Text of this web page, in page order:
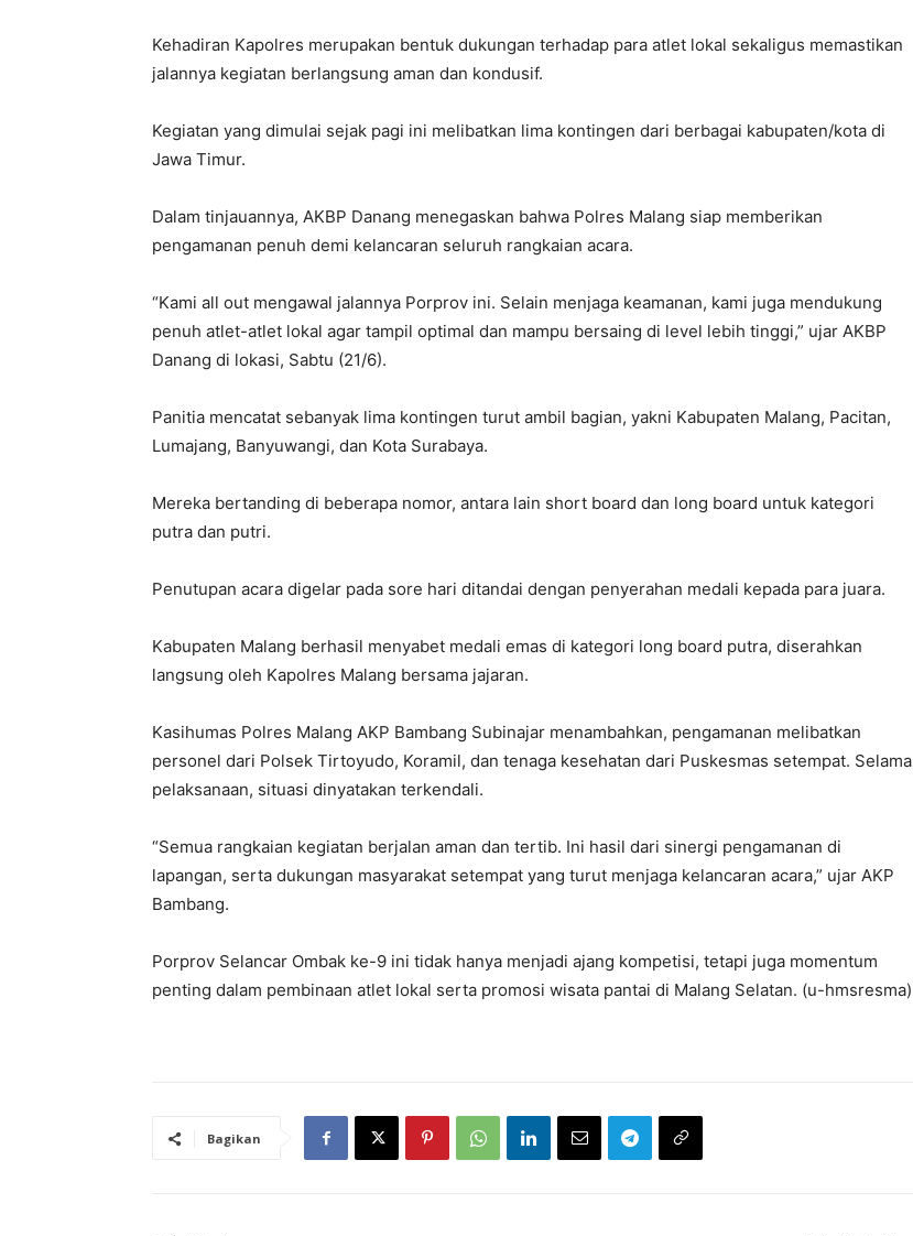
Kehadiran Kapolres merupakan bentuk dukungan terhadap para atlet lokal sekaligus memastikan
jalannya kegiatan berlangsung aman dan kondusif.
Kegiatan yang dimulai sejak pagi ini melibatkan lima kontingen dari berbagai kabupaten/kota di
Jawa Timur.
Dalam tinjauannya, AKBP Danang menegaskan bahwa Polres Malang siap memberikan
pengamanan penuh demi kelancaran seluruh rangkaian acara.
“Kami all out mengawal jalannya Porprov ini. Selain menjaga keamanan, kami juga mendukung
penuh atlet-atlet lokal agar tampil optimal dan mampu bersaing di level lebih tinggi,” ujar AKBP
Danang di lokasi, Sabtu (21/6).
Panitia mencatat sebanyak lima kontingen turut ambil bagian, yakni Kabupaten Malang, Pacitan,
Lumajang, Banyuwangi, dan Kota Surabaya.
Mereka bertanding di beberapa nomor, antara lain short board dan long board untuk kategori
putra dan putri.
Penutupan acara digelar pada sore hari ditandai dengan penyerahan medali kepada para juara.
Kabupaten Malang berhasil menyabet medali emas di kategori long board putra, diserahkan
langsung oleh Kapolres Malang bersama jajaran.
Kasihumas Polres Malang AKP Bambang Subinajar menambahkan, pengamanan melibatkan
personel dari Polsek Tirtoyudo, Koramil, dan tenaga kesehatan dari Puskesmas setempat. Selama
pelaksanaan, situasi dinyatakan terkendali.
“Semua rangkaian kegiatan berjalan aman dan tertib. Ini hasil dari sinergi pengamanan di
lapangan, serta dukungan masyarakat setempat yang turut menjaga kelancaran acara,” ujar AKP
Bambang.
Porprov Selancar Ombak ke-9 ini tidak hanya menjadi ajang kompetisi, tetapi juga momentum
penting dalam pembinaan atlet lokal serta promosi wisata pantai di Malang Selatan. (u-hmsresma)
Bagikan